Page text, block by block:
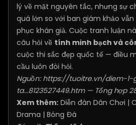
lý về mặt nguyên tắc, nhưng sự
quá lớn so với ban giám khảo
phục khán giả. Cuộc tranh luận
câu hỏi về tính minh bạch và
cuộc thi sắc đẹp quốc tế — điều
cầu luôn đòi hỏi.
Nguồn: https://tuoitre.vn/diem-
ta...8123527449.htm— Tổng hợp
Xem thêm: Diễn đàn Dân Chơi |
Drama | Bóng Đá